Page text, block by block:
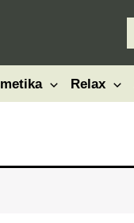
Relax